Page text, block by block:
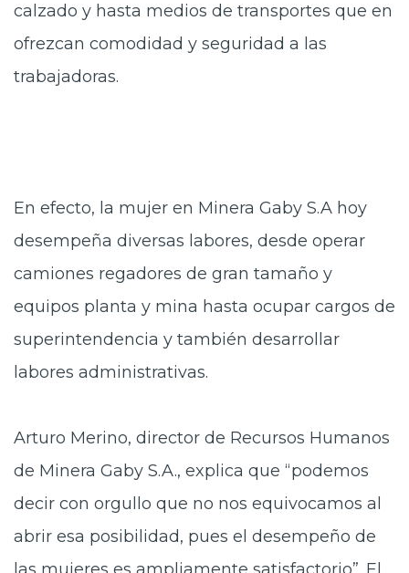
calzado y hasta medios de transportes que en
ofrezcan comodidad y seguridad a las
trabajadoras.
En efecto, la mujer en Minera Gaby S.A hoy
desempeña diversas labores, desde operar
camiones regadores de gran tamaño y
equipos planta y mina hasta ocupar cargos de
superintendencia y también desarrollar
labores administrativas.
Arturo Merino, director de Recursos Humanos
de Minera Gaby S.A., explica que “podemos
decir con orgullo que no nos equivocamos al
abrir esa posibilidad, pues el desempeño de